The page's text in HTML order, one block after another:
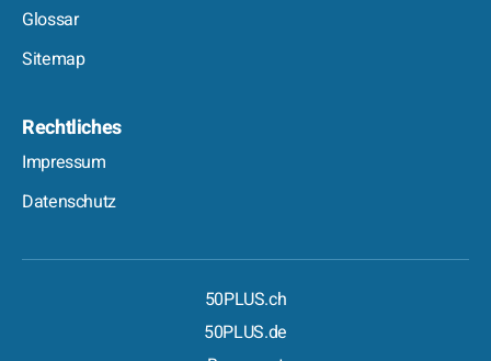
Glossar
Sitemap
Rechtliches
Impressum
Datenschutz
50PLUS.ch
50PLUS.de